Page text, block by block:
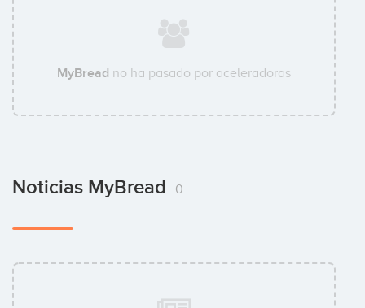
MyBread no ha pasado por aceleradoras
Noticias MyBread 0